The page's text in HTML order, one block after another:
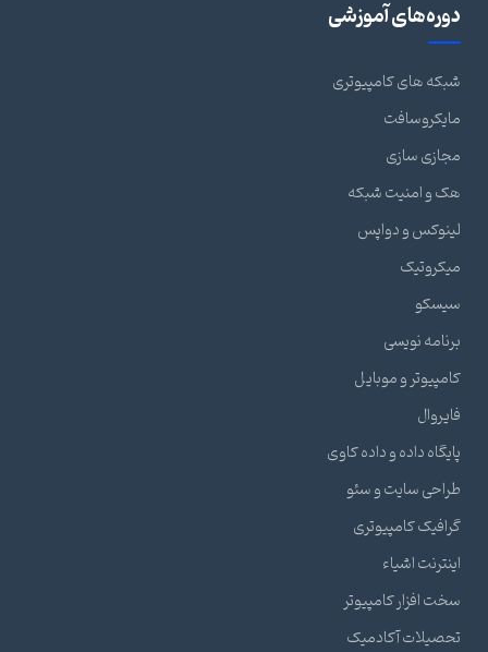
دوره‌های آموزشی
شبکه های کامپیوتری
مایکروسافت
مجازی سازی
هک و امنیت شبکه
لینوکس و دواپس
میکروتیک
سیسکو
برنامه نویسی
کامپیوتر و موبایل
فایروال
پایگاه داده و داده کاوی
طراحی سایت و سئو
گرافیک کامپیوتری
اینترنت اشیاء
سخت افزار کامپیوتر
تحصیلات آکادمیک